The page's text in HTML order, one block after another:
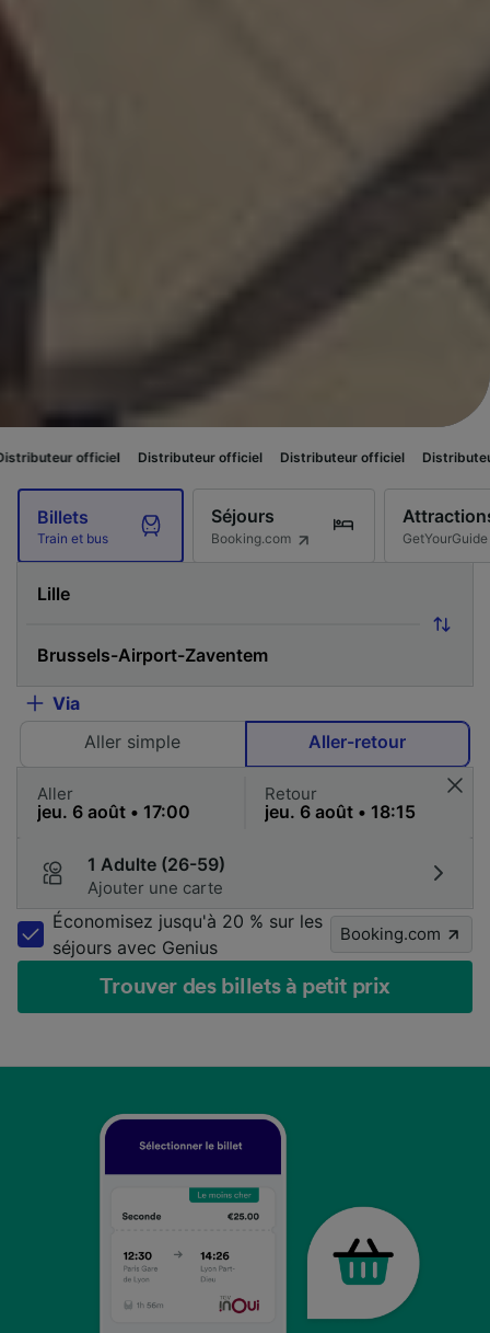
officiel Distributeur officiel Distributeur officiel Distributeur officiel
Billets
Train et bus
Séjours
Booking.com GetYourGuide
Via
Aller simple
Aller-retour
Aller Retour
1 Adulte (26-59)
Ajouter une carte
Économisez jusqu'à 20 % sur les
séjours avec Genius
Booking.com
Trouver des billets à petit prix